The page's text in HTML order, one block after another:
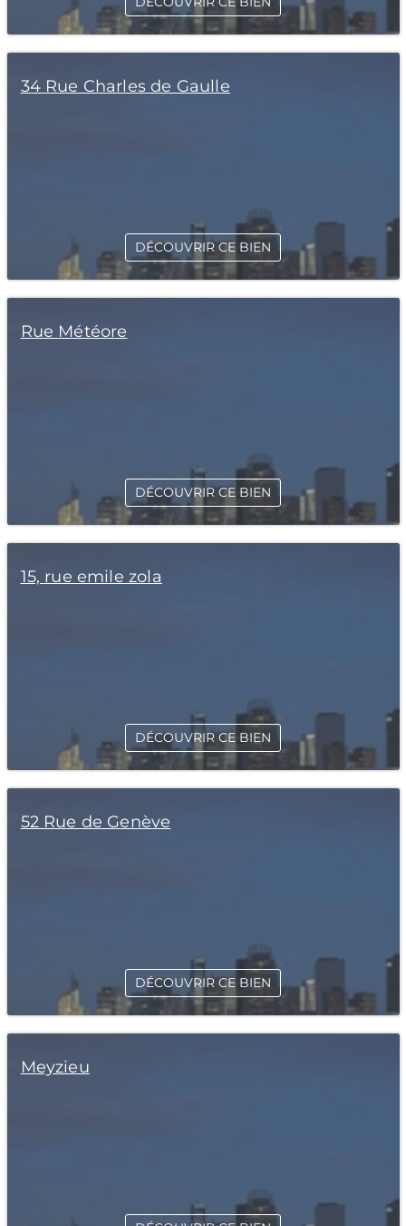
34 Rue Charles de Gaulle
DÉCOUVRIR CE BIEN
Rue Météore
DÉCOUVRIR CE BIEN
15, rue emile zola
DÉCOUVRIR CE BIEN
52 Rue de Genève
DÉCOUVRIR CE BIEN
Meyzieu